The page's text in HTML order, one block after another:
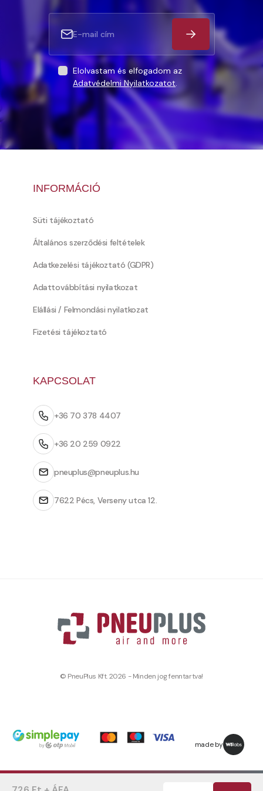
Elolvastam és elfogadom az
Adatvédelmi Nyilatkozatot.
INFORMÁCIÓ
Süti tájékoztató
Általános szerződési feltételek
Adatkezelési tájékoztató (GDPR)
Adattovábbítási nyilatkozat
Elállási / Felmondási nyilatkozat
Fizetési tájékoztató
KAPCSOLAT
+36 70 378 4407
+36 20 259 0922
pneuplus@pneuplus.hu
7622 Pécs, Verseny utca 12.
© PneuPlus Kft. 2026 - Minden jog fenntartva!
made by